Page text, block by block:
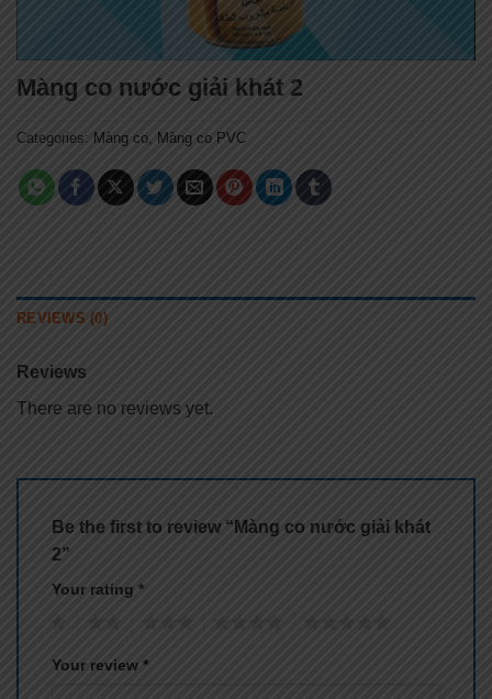
Màng co nước giải khát 2
Categories: Màng co, Màng co PVC
REVIEWS (0)
Reviews
There are no reviews yet.
Be the first to review “Màng co nước giải khát
2”
Your rating *
Your review *